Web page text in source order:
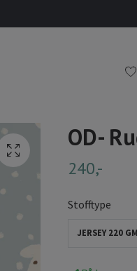
OD-
240,-
Stofftype
JERSEY 220